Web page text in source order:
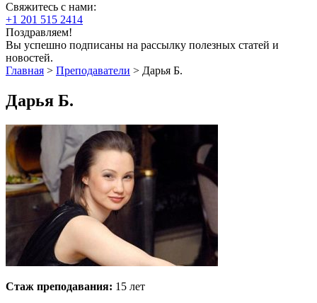
Свяжитесь с нами:
+1 201 515 2414
Поздравляем!
Вы успешно подписаны на рассылку полезных статей и
новостей.
Главная > Преподаватели > Дарья Б.
Дарья Б.
Стаж преподавания: 15 лет